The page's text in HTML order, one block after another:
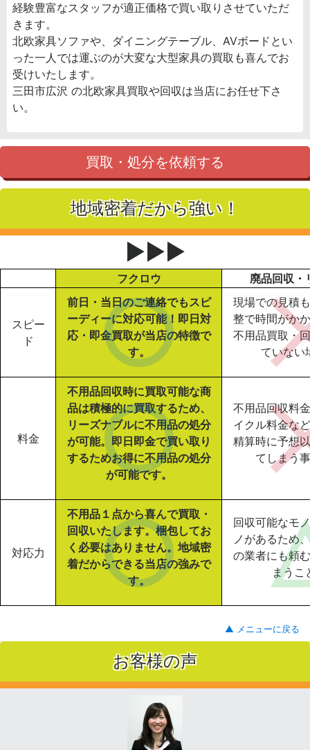
経験豊富なスタッフが適正価格で買い取りさせていただ
きます。
北欧家具ソファや、ダイニングテーブル、AVボードとい
った一人では運ぶのが大変な大型家具の買取も喜んでお
受けいたします。
三田市広沢 の北欧家具買取や回収は当店にお任せ下さ
い。
買取・処分を依頼する
地域密着だから強い！
▶▶▶
フクロウ 廃品回収・
スピー
ド
前日・当日のご連絡でもスピ
ーディーに対応可能！即日対
応・即金買取が当店の特徴で
す。
現場での見積
整で時間がか
不用品買取・
ていない
料金
不用品回収時に買取可能な商
品は積極的に買取するため、
リーズナブルに不用品の処分
が可能。即日即金で買い取り
するためお得に不用品の処分
が可能です。
不用品回収料
イクル料金な
精算時に予想
てしまう
対応力
不用品１点から喜んで買取・
回収いたします。梱包してお
く必要はありません。地域密
着だからできる当店の強みで
す。
回収可能なモ
ノがあるため
の業者にも頼
まうこ
▲ メニューに戻る
お客様の声